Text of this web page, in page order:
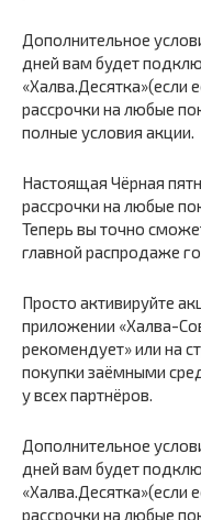
Дополнительное
дней вам будет
«Халва.Десятка»(если
рассрочки на любые
полные условия акции.
Настоящая Чёрная
рассрочки на любые
Теперь вы точно
главной распродаже
Просто активируйте
приложении «Халва-
рекомендует» или на
покупки заёмными
у всех партнёров.
Дополнительное
дней вам будет
«Халва.Десятка»(если
рассрочки на любые